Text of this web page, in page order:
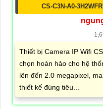
CS-C3N-A0-
Thiết bị Camera IP Wifi
chọn hoàn hảo cho hệ
lên đến 2.0 megapixel,
thiết kế đúng tiêu...